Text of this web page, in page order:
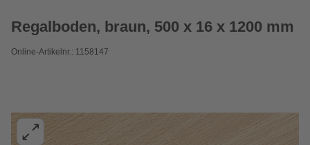
Regalboden, braun, 500 x 16 x 1200 mm
Online-Artikelnr.: 1158147